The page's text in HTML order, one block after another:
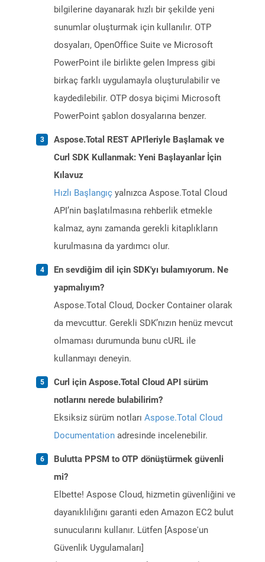
bilgilerine dayanarak hızlı bir şekilde yeni
sunumlar oluşturmak için kullanılır. OTP
dosyaları, OpenOffice Suite ve Microsoft
PowerPoint ile birlikte gelen Impress gibi
birkaç farklı uygulamayla oluşturulabilir ve
kaydedilebilir. OTP dosya biçimi Microsoft
PowerPoint şablon dosyalarına benzer.
Aspose.Total REST API'leriyle Başlamak ve
Curl SDK Kullanmak: Yeni Başlayanlar İçin
Kılavuz
Hızlı Başlangıç yalnızca Aspose.Total Cloud
API’nin başlatılmasına rehberlik etmekle
kalmaz, aynı zamanda gerekli kitaplıkların
kurulmasına da yardımcı olur.
En sevdiğim dil için SDK'yı bulamıyorum. Ne
yapmalıyım?
Aspose.Total Cloud, Docker Container olarak
da mevcuttur. Gerekli SDK’nızın henüz mevcut
olmaması durumunda bunu cURL ile
kullanmayı deneyin.
Curl için Aspose.Total Cloud API sürüm
notlarını nerede bulabilirim?
Eksiksiz sürüm notları Aspose.Total Cloud
Documentation adresinde incelenebilir.
Bulutta PPSM to OTP dönüştürmek güvenli
mi?
Elbette! Aspose Cloud, hizmetin güvenliğini ve
dayanıklılığını garanti eden Amazon EC2 bulut
sunucularını kullanır. Lütfen [Aspose'un
Güvenlik Uygulamaları]